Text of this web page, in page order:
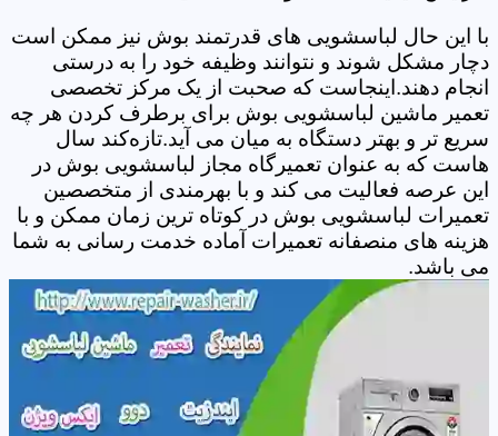
با این حال لباسشویی های قدرتمند بوش نیز ممکن است
دچار مشکل شوند و نتوانند وظیفه خود را به درستی
انجام دهند.اینجاست که صحبت از یک مرکز تخصصی
تعمیر ماشین لباسشویی بوش برای برطرف کردن هر چه
سریع تر و بهتر دستگاه به میان می آید.تازه‌کند سال
هاست که به عنوان تعمیرگاه مجاز لباسشویی بوش در
این عرصه فعالیت می کند و با بهرمندی از متخصصین
تعمیرات لباسشویی بوش در کوتاه ترین زمان ممکن و با
هزینه های منصفانه تعمیرات آماده خدمت رسانی به شما
می باشد.